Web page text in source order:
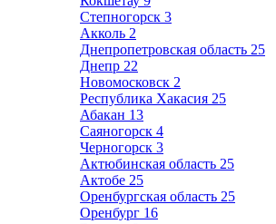
Степногорск 3
Акколь 2
Днепропетровская область 25
Днепр 22
Новомосковск 2
Республика Хакасия 25
Абакан 13
Саяногорск 4
Черногорск 3
Актюбинская область 25
Актобе 25
Оренбургская область 25
Оренбург 16